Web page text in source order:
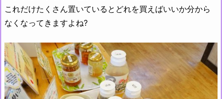
これだけたくさん置いているとどれを買えばいいか分から
なくなってきますよね?